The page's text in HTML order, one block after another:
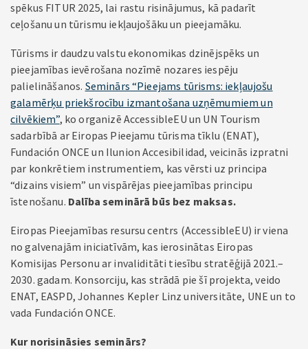
spēkus FITUR 2025, lai rastu risinājumus, kā padarīt
ceļošanu un tūrismu iekļaujošāku un pieejamāku.
Tūrisms ir daudzu valstu ekonomikas dzinējspēks un
pieejamības ievērošana nozīmē nozares iespēju
palielināšanos. Seminārs “Pieejams tūrisms: iekļaujošu
galamērķu priekšrocību izmantošana uzņēmumiem un
cilvēkiem”, ko organizē AccessibleEU un UN Tourism
sadarbībā ar Eiropas Pieejamu tūrisma tīklu (ENAT),
Fundación ONCE un Ilunion Accesibilidad, veicinās izpratni
par konkrētiem instrumentiem, kas vērsti uz principa
“dizains visiem” un vispārējas pieejamības principu
īstenošanu. Dalība seminārā būs bez maksas.
Eiropas Pieejamības resursu centrs (AccessibleEU) ir viena
no galvenajām iniciatīvām, kas ierosinātas Eiropas
Komisijas Personu ar invaliditāti tiesību stratēģijā 2021.–
2030. gadam. Konsorciju, kas strādā pie šī projekta, veido
ENAT, EASPD, Johannes Kepler Linz universitāte, UNE un to
vada Fundación ONCE.
Kur norisināsies seminārs?